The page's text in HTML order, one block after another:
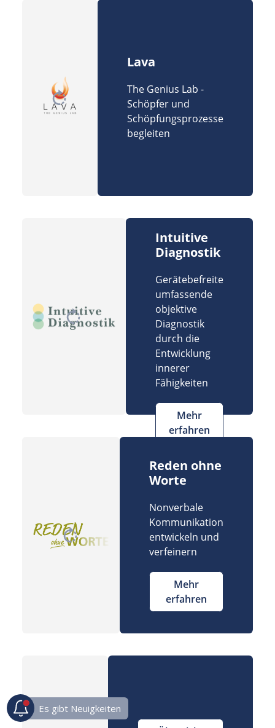
Lava
The Genius Lab -
Schöpfer und
Schöpfungsprozesse
begleiten
Intuitive
Diagnostik
Gerätebefreite
umfassende
objektive
Diagnostik
durch die
Entwicklung
innerer
Fähigkeiten
Mehr
erfahren
Reden ohne
Worte
Nonverbale
Kommunikation
entwickeln und
verfeinern
Mehr
erfahren